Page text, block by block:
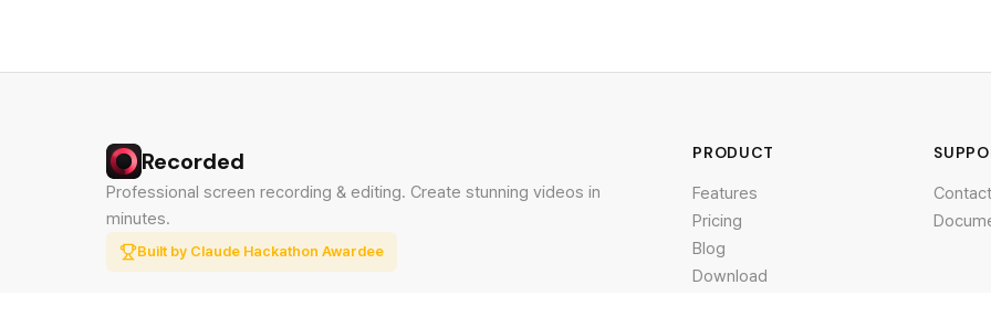
Recorded
Professional screen recording & editing. Create stunning videos in
minutes.
Built by Claude Hackathon Awardee
PRODUCT
Features
Pricing
Blog
Download
Contact